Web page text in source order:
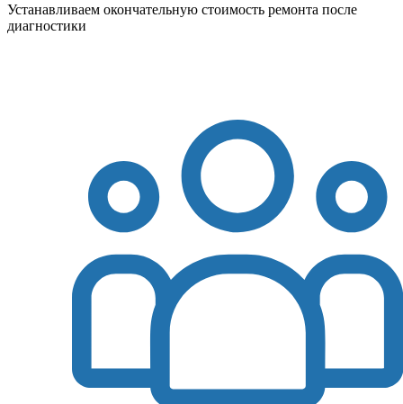
Устанавливаем окончательную стоимость ремонта после
диагностики